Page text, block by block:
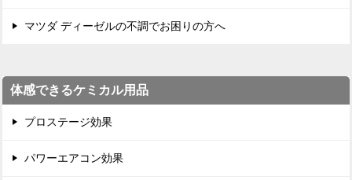
マツダ ディーゼルの不調でお困りの方へ
体感できるケミカル用品
プロステージ効果
パワーエアコン効果